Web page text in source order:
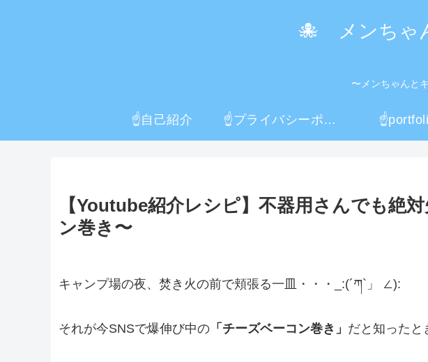
🐙 メンちゃ
〜メンちゃんと
☝️自己紹介 ☝️プライバシーポリシー
【Youtube紹介レシピ】不器用さんでも絶
ン巻き〜
キャンプ場の夜、焚き火の前で頬張る一皿・・・_:(´ཀ`」 ∠):
それが今SNSで爆伸び中の 「チーズベーコン巻き」 だと知ったと